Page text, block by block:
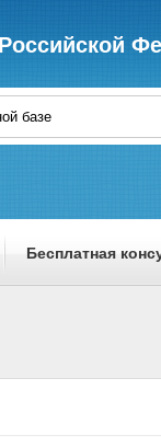
Бесплатная